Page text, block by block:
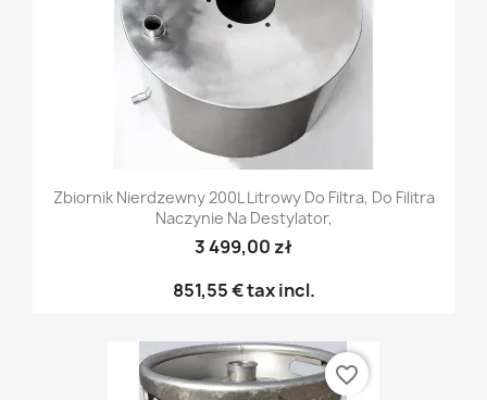
Zbiornik Nierdzewny 200L Litrowy Do Filtra, Do Filitra
Naczynie Na Destylator,
3 499,00 zł
851,55 €tax incl.
favorite_border